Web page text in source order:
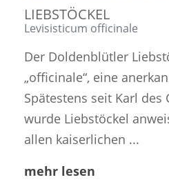
LIEBSTÖCKEL
Levisisticum officinale
Der Doldenblütler
„officinale“, eine
Spätestens seit Karl des
wurde Liebstöckel
allen kaiserlichen ...
mehr lesen